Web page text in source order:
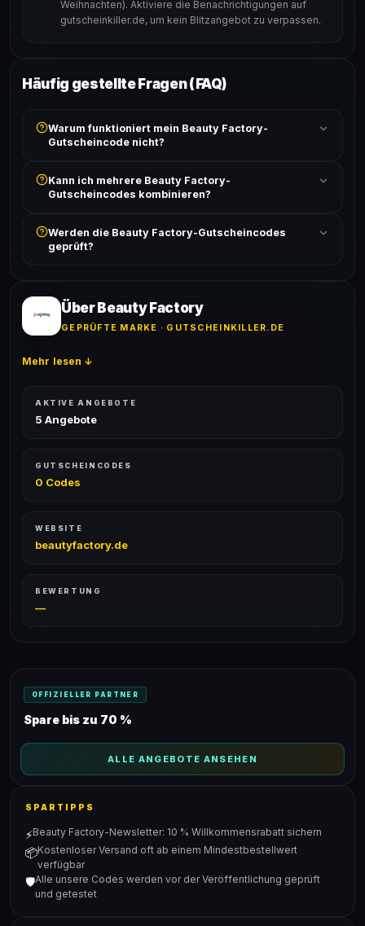
Weihnachten). Aktiviere die Benachrichtigungen auf
gutscheinkiller.de, um kein Blitzangebot zu verpassen.
Häufig gestellte Fragen (FAQ)
Warum funktioniert mein Beauty Factory-
Gutscheincode nicht?
ist und ob der Code nicht für bereits reduzierte Artikel
gilt. Alle Bedingungen findest du unter „Details".
Kann ich mehrere Beauty Factory-
Gutscheincodes kombinieren?
akzeptiert. Die Kombination mehrerer Codes ist meist
ausgeschlossen, sofern die Angebotsbedingungen
Werden die Beauty Factory-Gutscheincodes
geprüft?
Erfolgsquote wird bei jedem Angebot angezeigt.
Über Beauty Factory
GEPRÜFTE MARKE · GUTSCHEINKILLER.DE
Mehr lesen ↓
AKTIVE ANGEBOTE
5 Angebote
GUTSCHEINCODES
0 Codes
WEBSITE
beautyfactory.de
BEWERTUNG
—
OFFIZIELLER PARTNER
Spare bis zu 70 %
ALLE ANGEBOTE ANSEHEN
SPARTIPPS
⚡Beauty Factory-Newsletter: 10 % Willkommensrabatt sichern
📦Kostenloser Versand oft ab einem Mindestbestellwert
verfügbar
🛡️Alle unsere Codes werden vor der Veröffentlichung geprüft
und getestet